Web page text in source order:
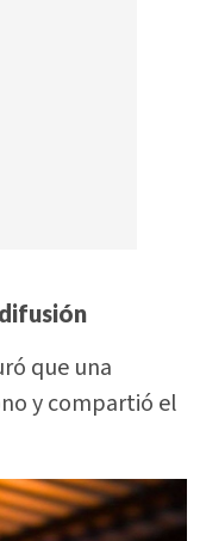
que una
y compartió el